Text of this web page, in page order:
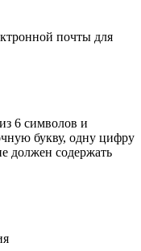
почты для
6 символов и
букву, одну цифру
должен содержать